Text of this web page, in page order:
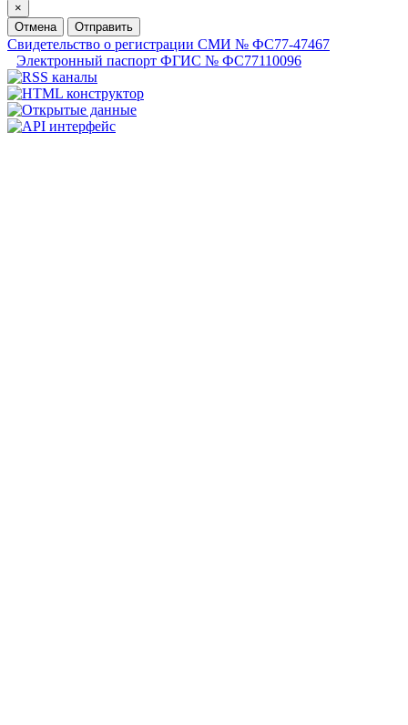
×
Отмена
Отправить
Свидетельство о регистрации СМИ № ФС77-47467
Электронный паспорт ФГИС № ФС77110096